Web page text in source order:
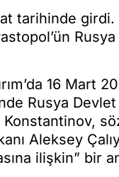
tarihinde
16 Mart
Rusya Devlet
Aleksey
ilişkin” bir